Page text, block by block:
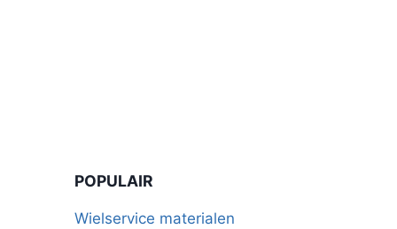
POPULAIR
Wielservice materialen